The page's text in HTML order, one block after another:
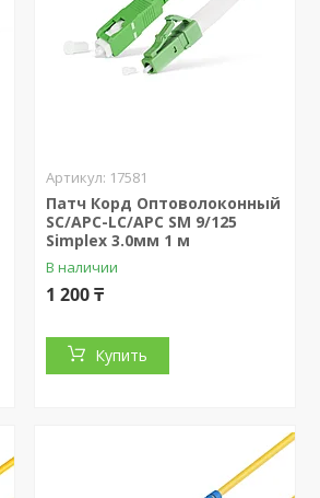
17581
Патч Корд Оптоволоконный
SC/APC-LC/APC SM 9/125
Simplex 3.0мм 1 м
В наличии
1 200 ₸
Купить